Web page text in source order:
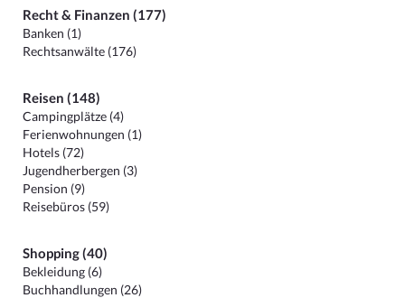
Recht & Finanzen (177)
Banken (1)
Rechtsanwälte (176)
Reisen (148)
Campingplätze (4)
Ferienwohnungen (1)
Hotels (72)
Jugendherbergen (3)
Pension (9)
Reisebüros (59)
Shopping (40)
Bekleidung (6)
Buchhandlungen (26)